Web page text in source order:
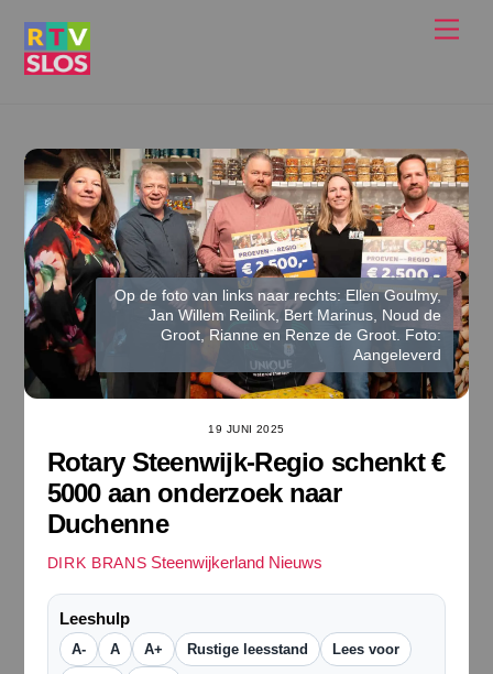
Op de foto van links naar rechts: Ellen Goulmy,
Jan Willem Reilink, Bert Marinus, Noud de
Groot, Rianne en Renze de Groot. Foto:
Aangeleverd
19 JUNI 2025
Rotary Steenwijk-Regio schenkt €
5000 aan onderzoek naar
Duchenne
DIRK BRANS Steenwijkerland Nieuws
Leeshulp
A- A A+ Rustige leesstand Lees voor